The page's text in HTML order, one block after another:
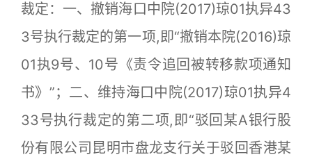
裁定：一、撤销海口中院(2017)琼01执异43
3号执行裁定的第一项,即“撤销本院(2016)琼
01执9号、10号《责令追回被转移款项通知
书》”；二、维持海口中院(2017)琼01执异4
33号执行裁定的第二项,即“驳回某A银行股
份有限公司昆明市盘龙支行关于驳回香港某